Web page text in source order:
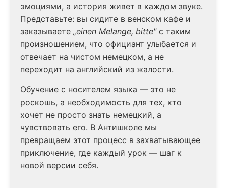
эмоциями, а история живет в каждом звуке.
Представьте: вы сидите в венском кафе и
заказываете „einen Melange, bitte"с таким
произношением, что официант улыбается и
отвечает на чистом немецком, а не
переходит на английский из жалости.
Обучение с носителем языка — это не
роскошь, а необходимость для тех, кто
хочет не просто знать немецкий, а
чувствовать его. В Антишколе мы
превращаем этот процесс в захватывающее
приключение, где каждый урок — шаг к
новой версии себя.